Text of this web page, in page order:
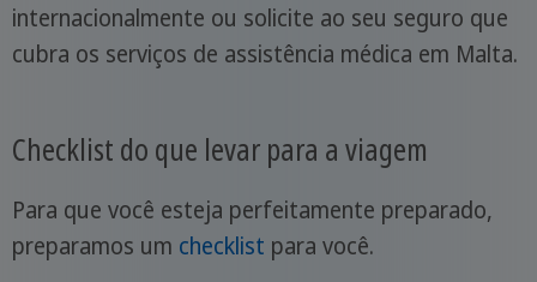
internacionalmente ou solicite ao seu seguro que
cubra os serviços de assistência médica em Malta.
Checklist do que levar para a viagem
Para que você esteja perfeitamente preparado,
preparamos um checklist para você.